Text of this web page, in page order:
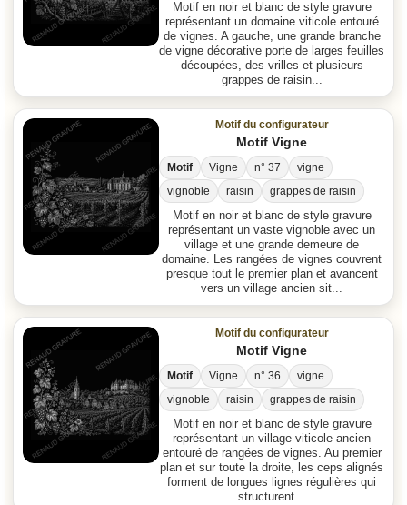
Motif en noir et blanc de style gravure
représentant un domaine viticole entouré
de vignes. A gauche, une grande branche
de vigne décorative porte de larges feuilles
découpées, des vrilles et plusieurs
grappes de raisin...
Motif du configurateur
Motif Vigne
Motif Vigne n° 37
vigne
vignoble
raisin
grappes de raisin
Motif en noir et blanc de style gravure
représentant un vaste vignoble avec un
village et une grande demeure de
domaine. Les rangées de vignes couvrent
presque tout le premier plan et avancent
vers un village ancien sit...
Motif du configurateur
Motif Vigne
Motif Vigne n° 36
vigne
vignoble
raisin
grappes de raisin
Motif en noir et blanc de style gravure
représentant un village viticole ancien
entouré de rangées de vignes. Au premier
plan et sur toute la droite, les ceps alignés
forment de longues lignes régulières qui
structurent...